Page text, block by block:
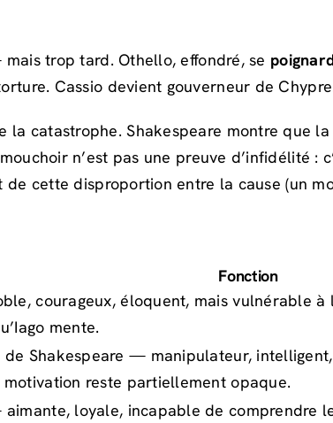
trop tard. Othello, effondré, se
Cassio devient gouverneur de
la catastrophe. Shakespeare montre que
n’est pas une preuve d’infidélité :
cette disproportion entre la cause (un
Fonction
courageux, éloquent, mais vulnérable
mente.
de Shakespeare — manipulateur,
motivation reste partiellement opaque.
loyale, incapable de comprendre